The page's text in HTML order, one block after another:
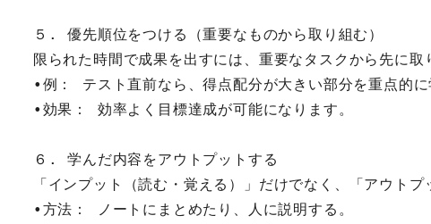
５. 優先順位をつける（重要なものから取り組む）
限られた時間で成果を出すには、重要なタスクから先に取
•例： テスト直前なら、得点配分が大きい部分を重点的に
•効果： 効率よく目標達成が可能になります。
６. 学んだ内容をアウトプットする
「インプット（読む・覚える）」だけでなく、「アウト
•方法： ノートにまとめたり、人に説明する。